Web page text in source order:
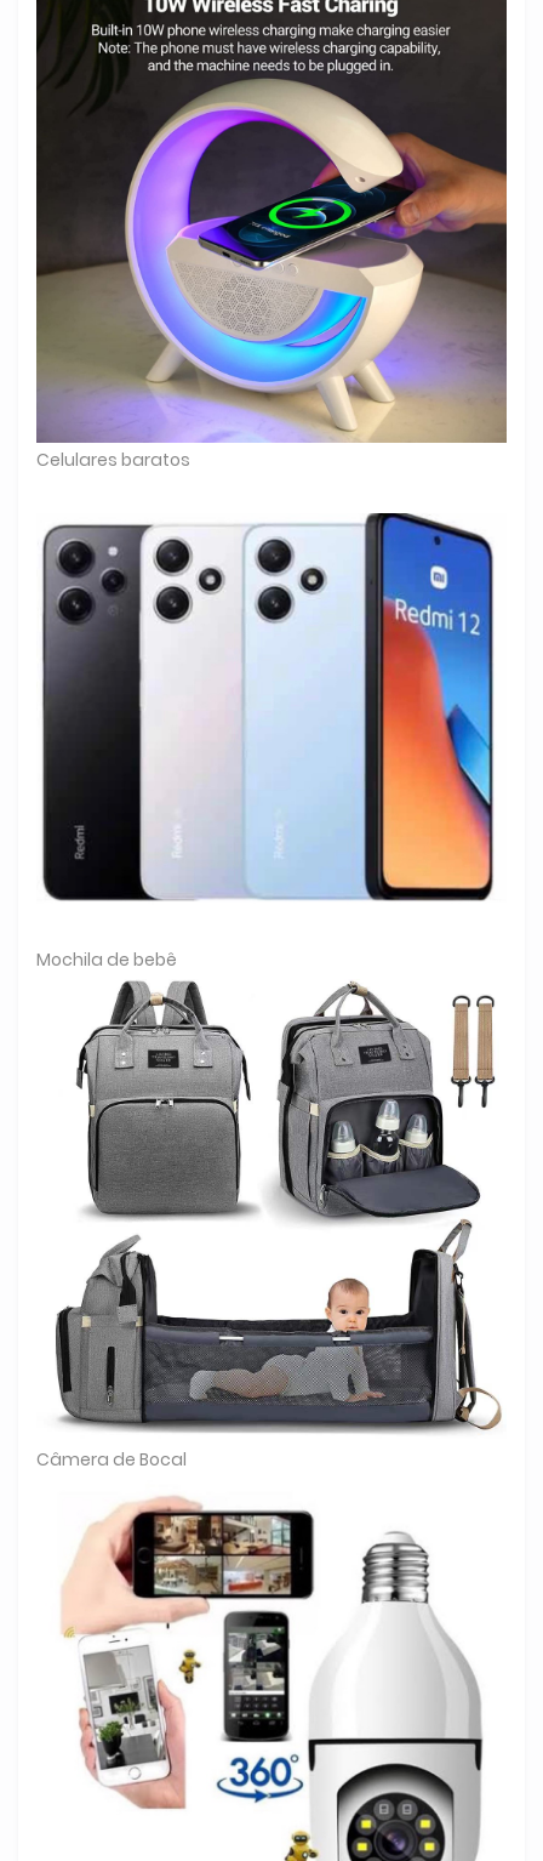
Celulares baratos
Mochila de bebê
Câmera de Bocal